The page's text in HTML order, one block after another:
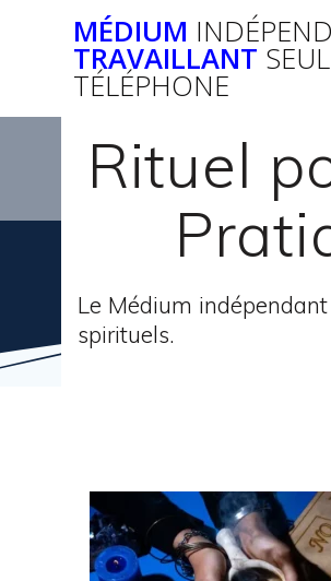
MÉDIUM
TRAVAILLANT SEUL
TÉLÉPHONE
Rituel
Le Médium
spirituels.